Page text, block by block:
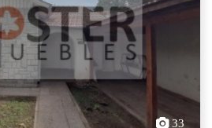
33